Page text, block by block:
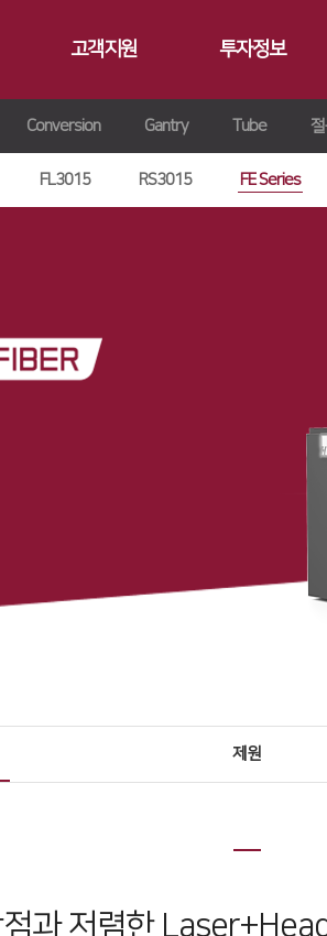
고객지원
트레이닝 ∨
투자정보
IR 자료실
FL3015 RS3015 FE Series
Conversion Gantry Tube 절
제원
과 저렴한